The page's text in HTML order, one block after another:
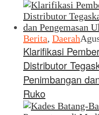
Berita, Daerah
Klarifikasi
Distributor
Penimbangan
Ruko